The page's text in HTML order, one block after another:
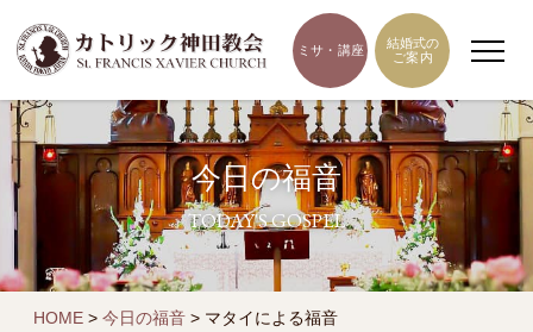
ミサ・講座
結婚式の
ご案内
今日の福音
TODAY'S GOSPEL
HOME > 今日の福音 > マタイによる福音